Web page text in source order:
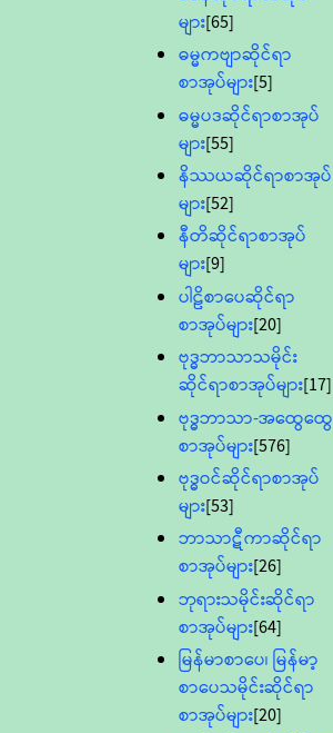
များ[65]
ဓမ္မကဗျာဆိုင်ရာ
စာအုပ်များ[5]
ဓမ္မပဒဆိုင်ရာစာအုပ်
များ[55]
နိဿယဆိုင်ရာစာအုပ်
များ[52]
နီတိဆိုင်ရာစာအုပ်
များ[9]
ပါဠိစာပေဆိုင်ရာ
စာအုပ်များ[20]
ဗုဒ္ဓဘာသာသမိုင်း
ဆိုင်ရာစာအုပ်များ[17]
ဗုဒ္ဓဘာသာ-အထွေထွေ
စာအုပ်များ[576]
ဗုဒ္ဓဝင်ဆိုင်ရာစာအုပ်
များ[53]
ဘာသာဋီကာဆိုင်ရာ
စာအုပ်များ[26]
ဘုရားသမိုင်းဆိုင်ရာ
စာအုပ်များ[64]
မြန်မာစာပေ၊ မြန်မာ့
စာပေသမိုင်းဆိုင်ရာ
စာအုပ်များ[20]